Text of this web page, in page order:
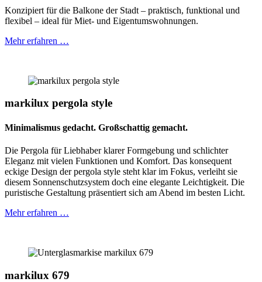
Konzipiert für die Balkone der Stadt – praktisch, funktional und
flexibel – ideal für Miet- und Eigentumswohnungen.
Mehr erfahren …
markilux pergola style
Minimalismus gedacht. Großschattig gemacht.
Die Pergola für Liebhaber klarer Formgebung und schlichter
Eleganz mit vielen Funktionen und Komfort. Das konsequent
eckige Design der pergola style steht klar im Fokus, verleiht sie
diesem Sonnenschutzsystem doch eine elegante Leichtigkeit. Die
puristische Gestaltung präsentiert sich am Abend im besten Licht.
Mehr erfahren …
markilux 679